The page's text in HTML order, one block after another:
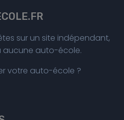
sur un site indépendant,
aucune auto-école.
votre auto-école ?